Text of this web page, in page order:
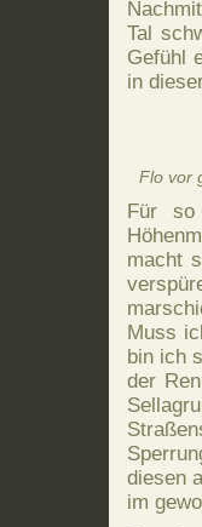
Tal
Gefühl
in
Flo vor
Für so
macht
Muss
bin ich
der
diesen
im